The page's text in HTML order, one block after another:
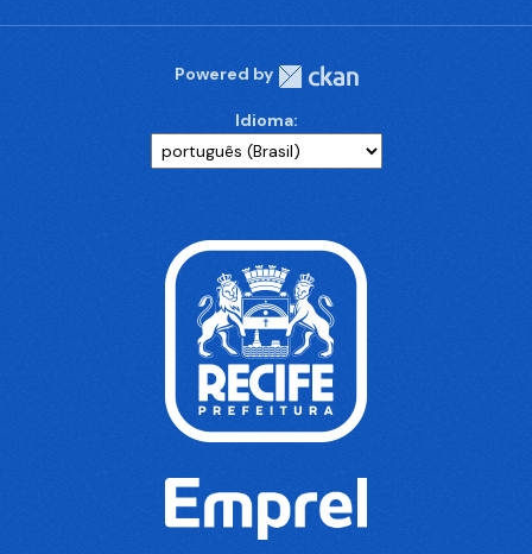
Powered by
Idioma